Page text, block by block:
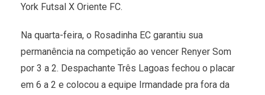
York Futsal X Oriente FC.
Na quarta-feira, o Rosadinha EC garantiu sua
permanência na competição ao vencer Renyer Som
por 3 a 2. Despachante Três Lagoas fechou o placar
em 6 a 2 e colocou a equipe Irmandade pra fora da